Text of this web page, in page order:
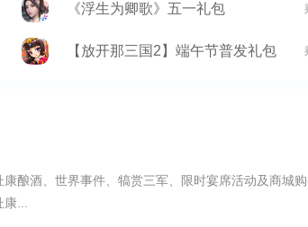
《浮生为卿歌》五一礼包
【放开那三国2】端午节普发礼包
酿酒、世界事件、犒赏三军、限时宴席活动及商城
...